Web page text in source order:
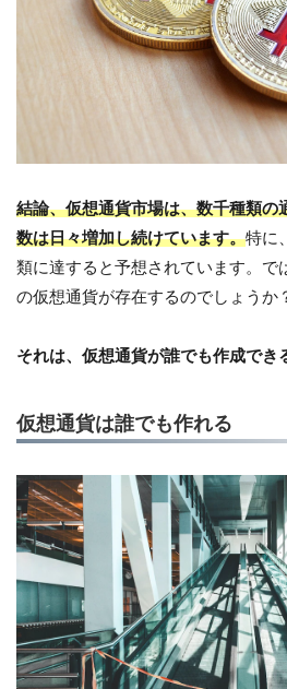
結論、仮想通貨市場は、数千種類の
数は日々増加し続けています。特に
類に達すると予想されています。で
の仮想通貨が存在するのでしょうか
それは、仮想通貨が誰でも作成でき
仮想通貨は誰でも作れる